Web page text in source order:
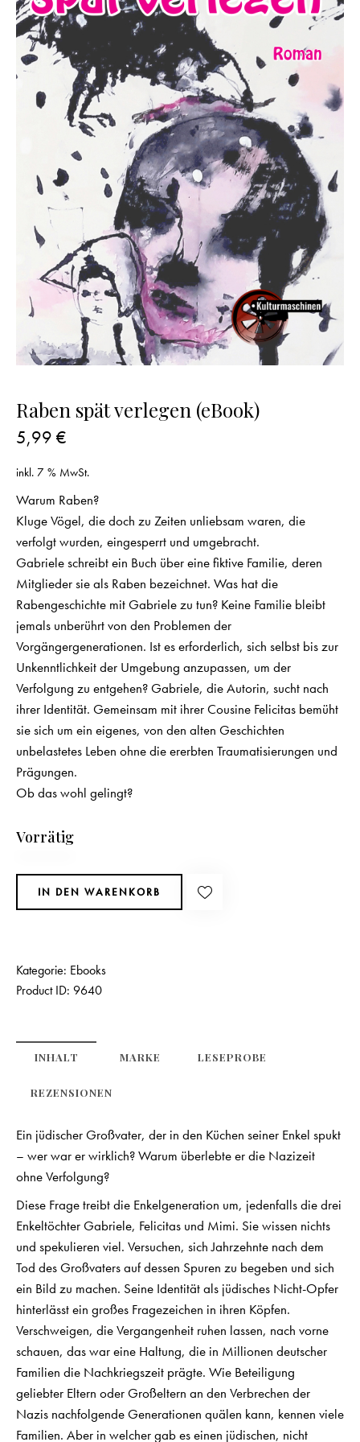
Raben spät verlegen (eBook)
5,99 €
inkl. 7 % MwSt.
Warum Raben?
Kluge Vögel, die doch zu Zeiten unliebsam waren, die
verfolgt wurden, eingesperrt und umgebracht.
Gabriele schreibt ein Buch über eine fiktive Familie, deren
Mitglieder sie als Raben bezeichnet. Was hat die
Rabengeschichte mit Gabriele zu tun? Keine Familie bleibt
jemals unberührt von den Problemen der
Vorgängergenerationen. Ist es erforderlich, sich selbst bis zur
Unkenntlichkeit der Umgebung anzupassen, um der
Verfolgung zu entgehen? Gabriele, die Autorin, sucht nach
ihrer Identität. Gemeinsam mit ihrer Cousine Felicitas bemüht
sie sich um ein eigenes, von den alten Geschichten
unbelastetes Leben ohne die ererbten Traumatisierungen und
Prägungen.
Ob das wohl gelingt?
Vorrätig
IN DEN WARENKORB
Kategorie: Ebooks
Product ID: 9640
INHALT MARKE LESEPROBE
REZENSIONEN
Ein jüdischer Großvater, der in den Küchen seiner Enkel spukt
– wer war er wirklich? Warum überlebte er die Nazizeit
ohne Verfolgung?
Diese Frage treibt die Enkelgeneration um, jedenfalls die drei
Enkeltöchter Gabriele, Felicitas und Mimi. Sie wissen nichts
und spekulieren viel. Versuchen, sich Jahrzehnte nach dem
Tod des Großvaters auf dessen Spuren zu begeben und sich
ein Bild zu machen. Seine Identität als jüdisches Nicht-Opfer
hinterlässt ein großes Fragezeichen in ihren Köpfen.
Verschweigen, die Vergangenheit ruhen lassen, nach vorne
schauen, das war eine Haltung, die in Millionen deutscher
Familien die Nachkriegszeit prägte. Wie Beteiligung
geliebter Eltern oder Großeltern an den Verbrechen der
Nazis nachfolgende Generationen quälen kann, kennen viele
Familien. Aber in welcher gab es einen jüdischen, nicht